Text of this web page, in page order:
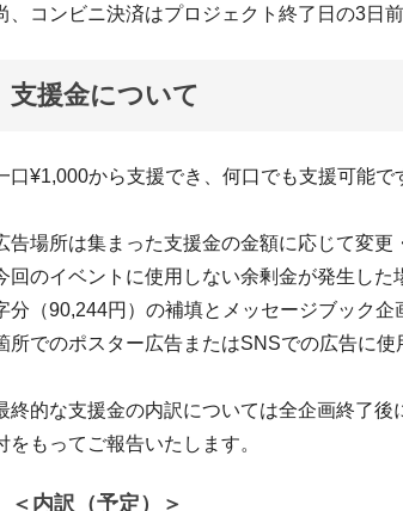
、コンビニ決済はプロジェクト終了日の3日
支援金について
口¥1,000から支援でき、何口でも支援可能で
告場所は集まった支援金の金額に応じて変更
回のイベントに使用しない余剰金が発生し
分（90,244円）の補填とメッセージブック
所でのポスター広告またはSNSでの広告に使
終的な支援金の内訳については全企画終了
をもってご報告いたします。
＜内訳（予定）＞